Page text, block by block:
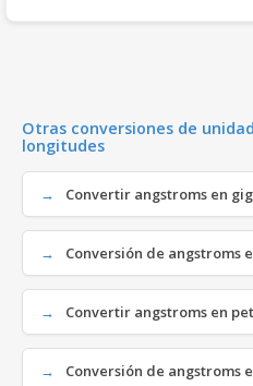
Otras conversiones de
longitudes
Convertir angstroms en
Conversión de angstroms
Convertir angstroms en
Conversión de angstroms